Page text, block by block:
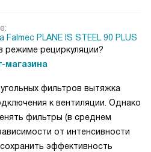
Falmec PLANE IS STEEL 90 PLUS
режиме рециркуляции?
магазина
фильтров вытяжка
к вентиляции. Однако
фильтры (в среднем
от интенсивности
эффективность